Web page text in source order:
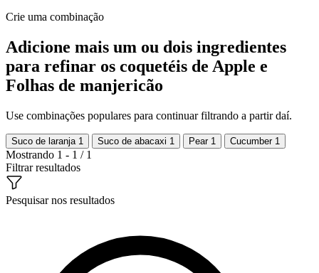
Crie uma combinação
Adicione mais um ou dois ingredientes
para refinar os coquetéis de Apple e
Folhas de manjericão
Use combinações populares para continuar filtrando a partir daí.
Suco de laranja 1 Suco de abacaxi 1 Pear 1 Cucumber 1
Mostrando 1 - 1 / 1
Filtrar resultados
Pesquisar nos resultados